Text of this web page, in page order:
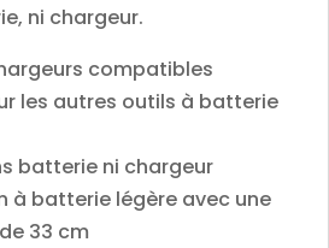
ni chargeur.
compatibles
les autres outils à batterie
batterie ni chargeur
à batterie légère avec une
33 cm